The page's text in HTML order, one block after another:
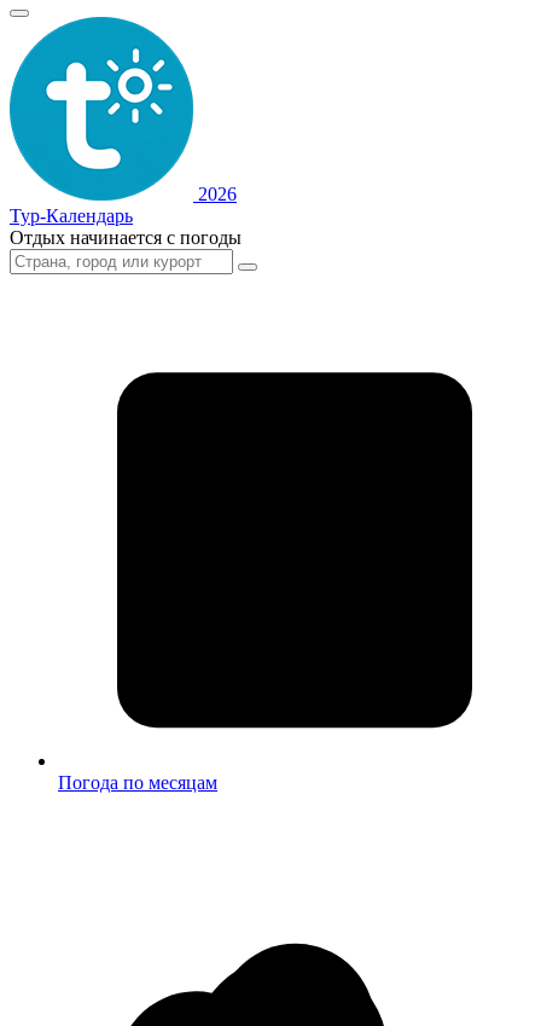
2026
Тур-Календарь
Отдых начинается с погоды
Погода по месяцам